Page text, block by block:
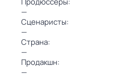
—
Сценаристы:
—
Страна:
—
Продакшн:
—